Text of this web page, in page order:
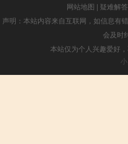
网站地图 | 疑难解答
声明：本站内容来自互联网，如信息有
会及时
本站仅为个人兴趣爱好